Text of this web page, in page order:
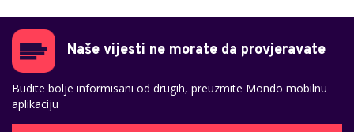
Naše vijesti ne morate da provjeravate
Budite bolje informisani od drugih, preuzmite Mondo mobilnu
aplikaciju